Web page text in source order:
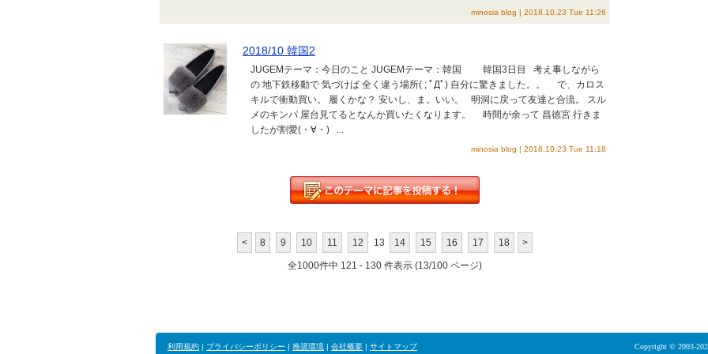
minosia blog | 2018.10.23 Tue 11:26
2018/10 韓国2
JUGEMテーマ：今日のこと JUGEMテーマ：韓国 韓国3日目 考え事しながら
の 地下鉄移動で 気づけば 全く違う場所( ; ﾟДﾟ) 自分に驚きました。。 で、カロス
キルで衝動買い。 履くかな？ 安いし、ま。いい。 明洞に戻って友達と合流。 スル
メのキンパ 屋台見てるとなんか買いたくなります。 時間が余って 昌徳宮 行きま
したが割愛(・∀・) ...
minosia blog | 2018.10.23 Tue 11:18
< 8 9 10 11 12 13 14 15 16 17 18 >
全1000件中 121 - 130 件表示 (13/100 ページ)
利用規約 | プライバシーポリシー | 推奨環境 | 会社概要 | サイトマップ Copyright © 2003-